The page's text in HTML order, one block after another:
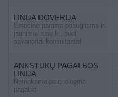
LINIJA DOVERIJA
Emocinė parama paaugliams ir
jaunimui rusų k., budi
savanoriai konsultantai
ANKSTUKŲ PAGALBOS
LINIJA
Nemokama psichologinė
pagalba